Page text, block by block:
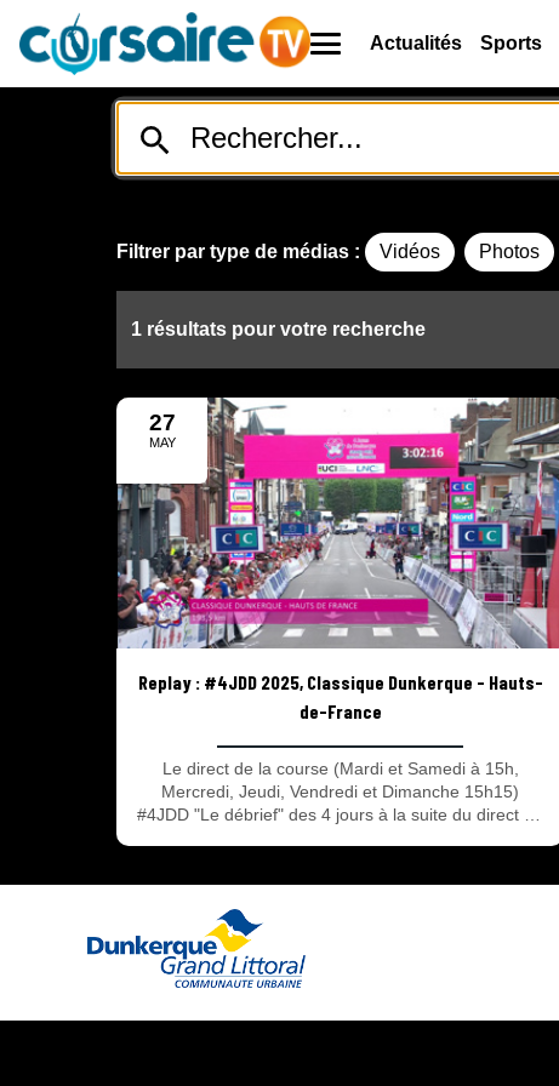
Actualités Sports
Filtrer par type de médias : Vidéos Photos
1 résultats pour votre recherche
27
MAY
Replay : #4JDD 2025, Classique Dunkerque - Hauts-
de-France
Le direct de la course (Mardi et Samedi à 15h,
Mercredi, Jeudi, Vendredi et Dimanche 15h15)
#4JDD "Le débrief" des 4 jours à la suite du direct de
et en replay avec 2 rendez-vous : Le direct de la
course avec les 90 dernières minutes de chaque
étape et #4JDD l’émission du débrief de la course
après le direct ! Tout savoir sur les 4 jours du 13 au
18 Mai 2025.